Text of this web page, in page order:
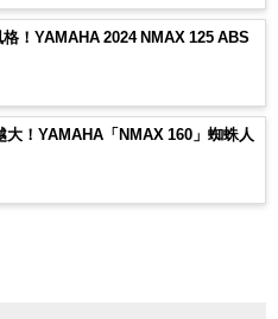
！YAMAHA 2024 NMAX 125 ABS
大！YAMAHA「NMAX 160」蜘蛛人